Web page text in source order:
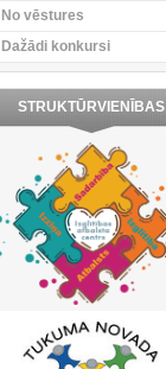
No vēstures
Dažādi konkursi
STRUKTŪRVIENĪBAS